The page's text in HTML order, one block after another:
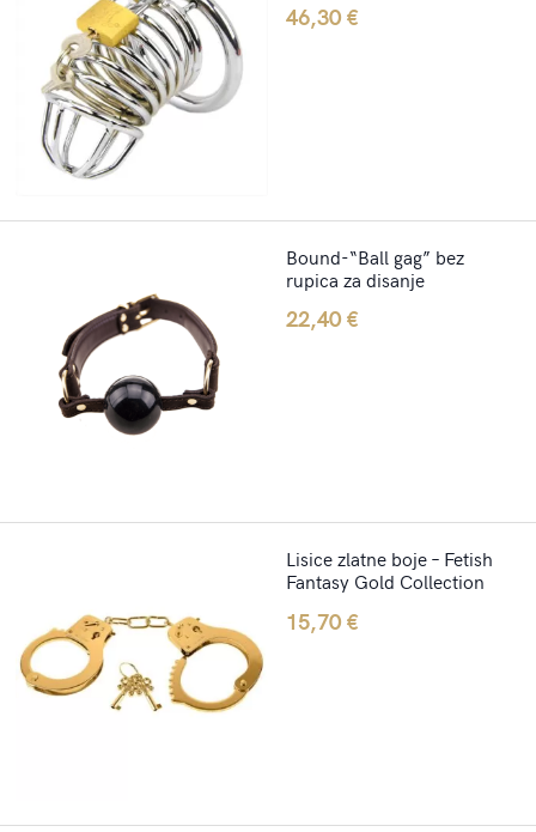
46,30€
Bound-“Ball gag” bez
rupica za disanje
22,40€
Lisice zlatne boje – Fetish
Fantasy Gold Collection
15,70€